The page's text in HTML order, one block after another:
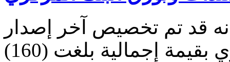
قد تم تخصيص آخر إصدار
لسندات وتوّرق البنك المركزي بقيمة إجمالية بلغت (160)